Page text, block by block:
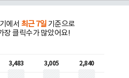
에서 최근 7일 기준으로
장 클릭수가 많았어요!
3,483 3,005 2,840